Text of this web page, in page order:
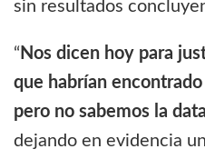
sin resultados
“ Nos dicen hoy para
que habrían
pero no sabemos la data
dejando en evidencia